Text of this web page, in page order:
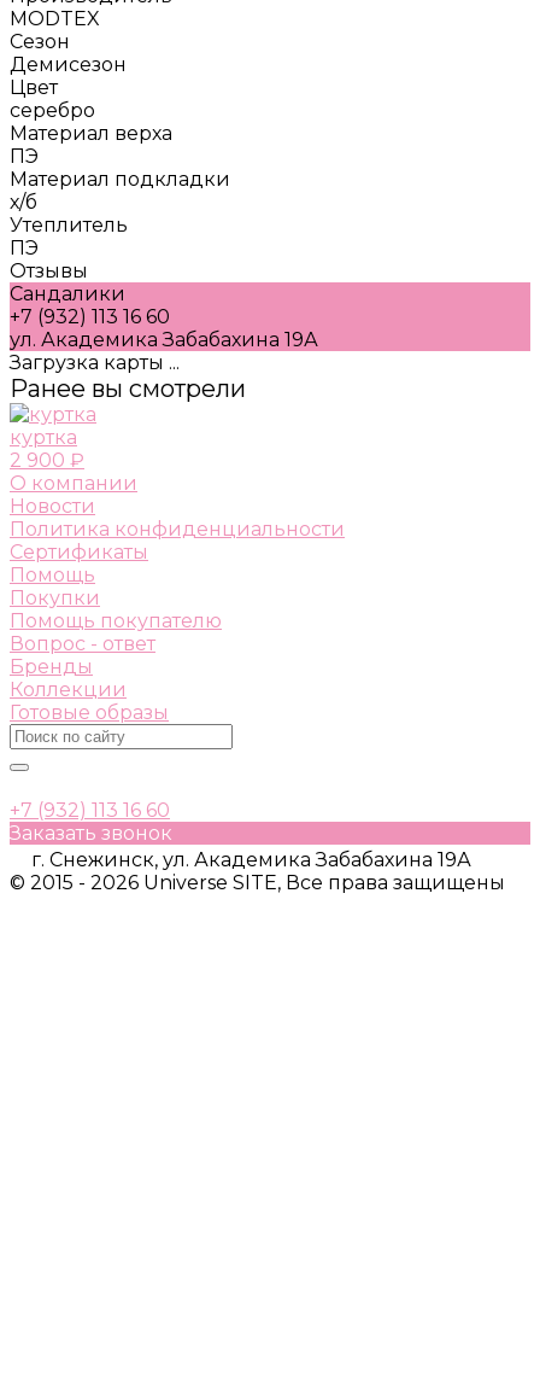
MODTEX
Сезон
Демисезон
Цвет
серебро
Материал верха
ПЭ
Материал подкладки
х/б
Утеплитель
ПЭ
Отзывы
Сандалики
+7 (932) 113 16 60
ул. Академика Забабахина 19А
Загрузка карты ...
Ранее вы смотрели
куртка
2 900 ₽
О компании
Новости
Политика конфиденциальности
Сертификаты
Помощь
Покупки
Помощь покупателю
Вопрос - ответ
Бренды
Коллекции
Готовые образы
+7 (932) 113 16 60
Заказать звонок
г. Снежинск, ул. Академика Забабахина 19А
© 2015 - 2026 Universe SITE, Все права защищены